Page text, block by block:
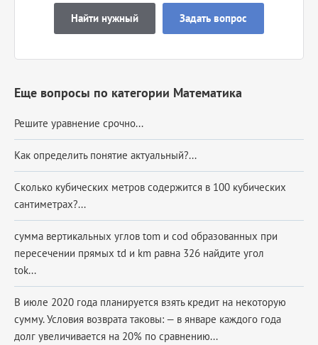
Найти нужный Задать вопрос
Еще вопросы по категории Математика
Решите уравнение срочно...
Как определить понятие актуальный?...
Сколько кубических метров содержится в 100 кубических
сантиметрах?...
сумма вертикальных углов tom и cod образованных при
пересечении прямых td и km равна 326 найдите угол
tok...
В июле 2020 года планируется взять кредит на некоторую
сумму. Условия возврата таковы: — в январе каждого года
долг увеличивается на 20% по сравнению...